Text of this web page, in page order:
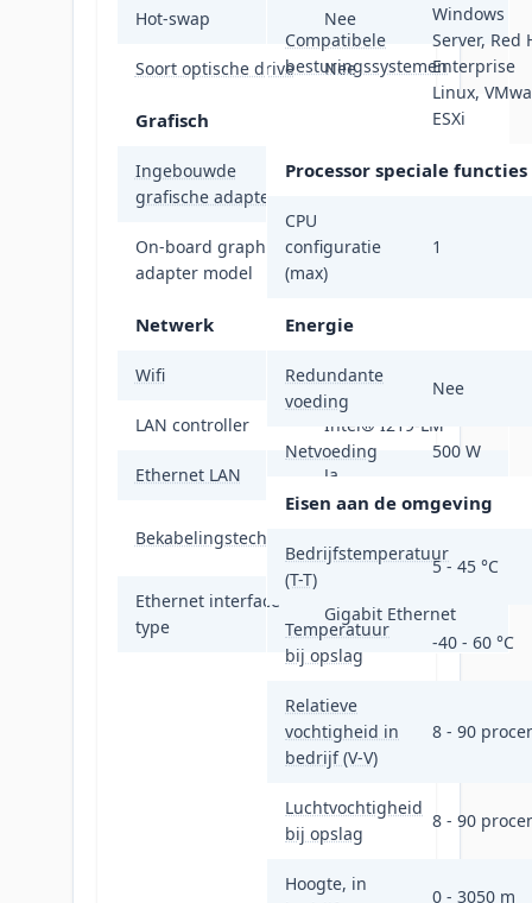
Hot-swap Nee
Soort optische drive Nee
Grafisch
Ingebouwde
grafische adapter
Ja
On-board graphics
adapter model
Intel UHD Graphics
P750
Netwerk
Wifi Nee
LAN controller Intel® I219-LM
Ethernet LAN Ja
Bekabelingstechnologie
T(X)
Ethernet interface
type
Gigabit Ethernet
Compatibele
besturingssystemen
Windows
Server, Red
Enterprise
Linux,
ESXi
Processor speciale functies
CPU
configuratie
(max)
1
Energie
Redundante
voeding
Nee
Netvoeding 500 W
Eisen aan de omgeving
Bedrijfstemperatuur
(T-T)
5 - 45 °C
Temperatuur
bij opslag
-40 - 60 °C
Relatieve
vochtigheid in
bedrijf (V-V)
8 - 90
Luchtvochtigheid
bij opslag
8 - 90
Hoogte, in
0 - 3050 m